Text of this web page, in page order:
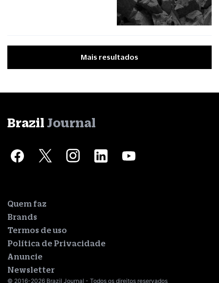
Mais resultados
Brazil Journal
Quem faz
Brands
Termos de uso
Política de Privacidade
Anuncie
Newsletter
© 2016-2026 Brazil Journal - Todos os direitos reservados